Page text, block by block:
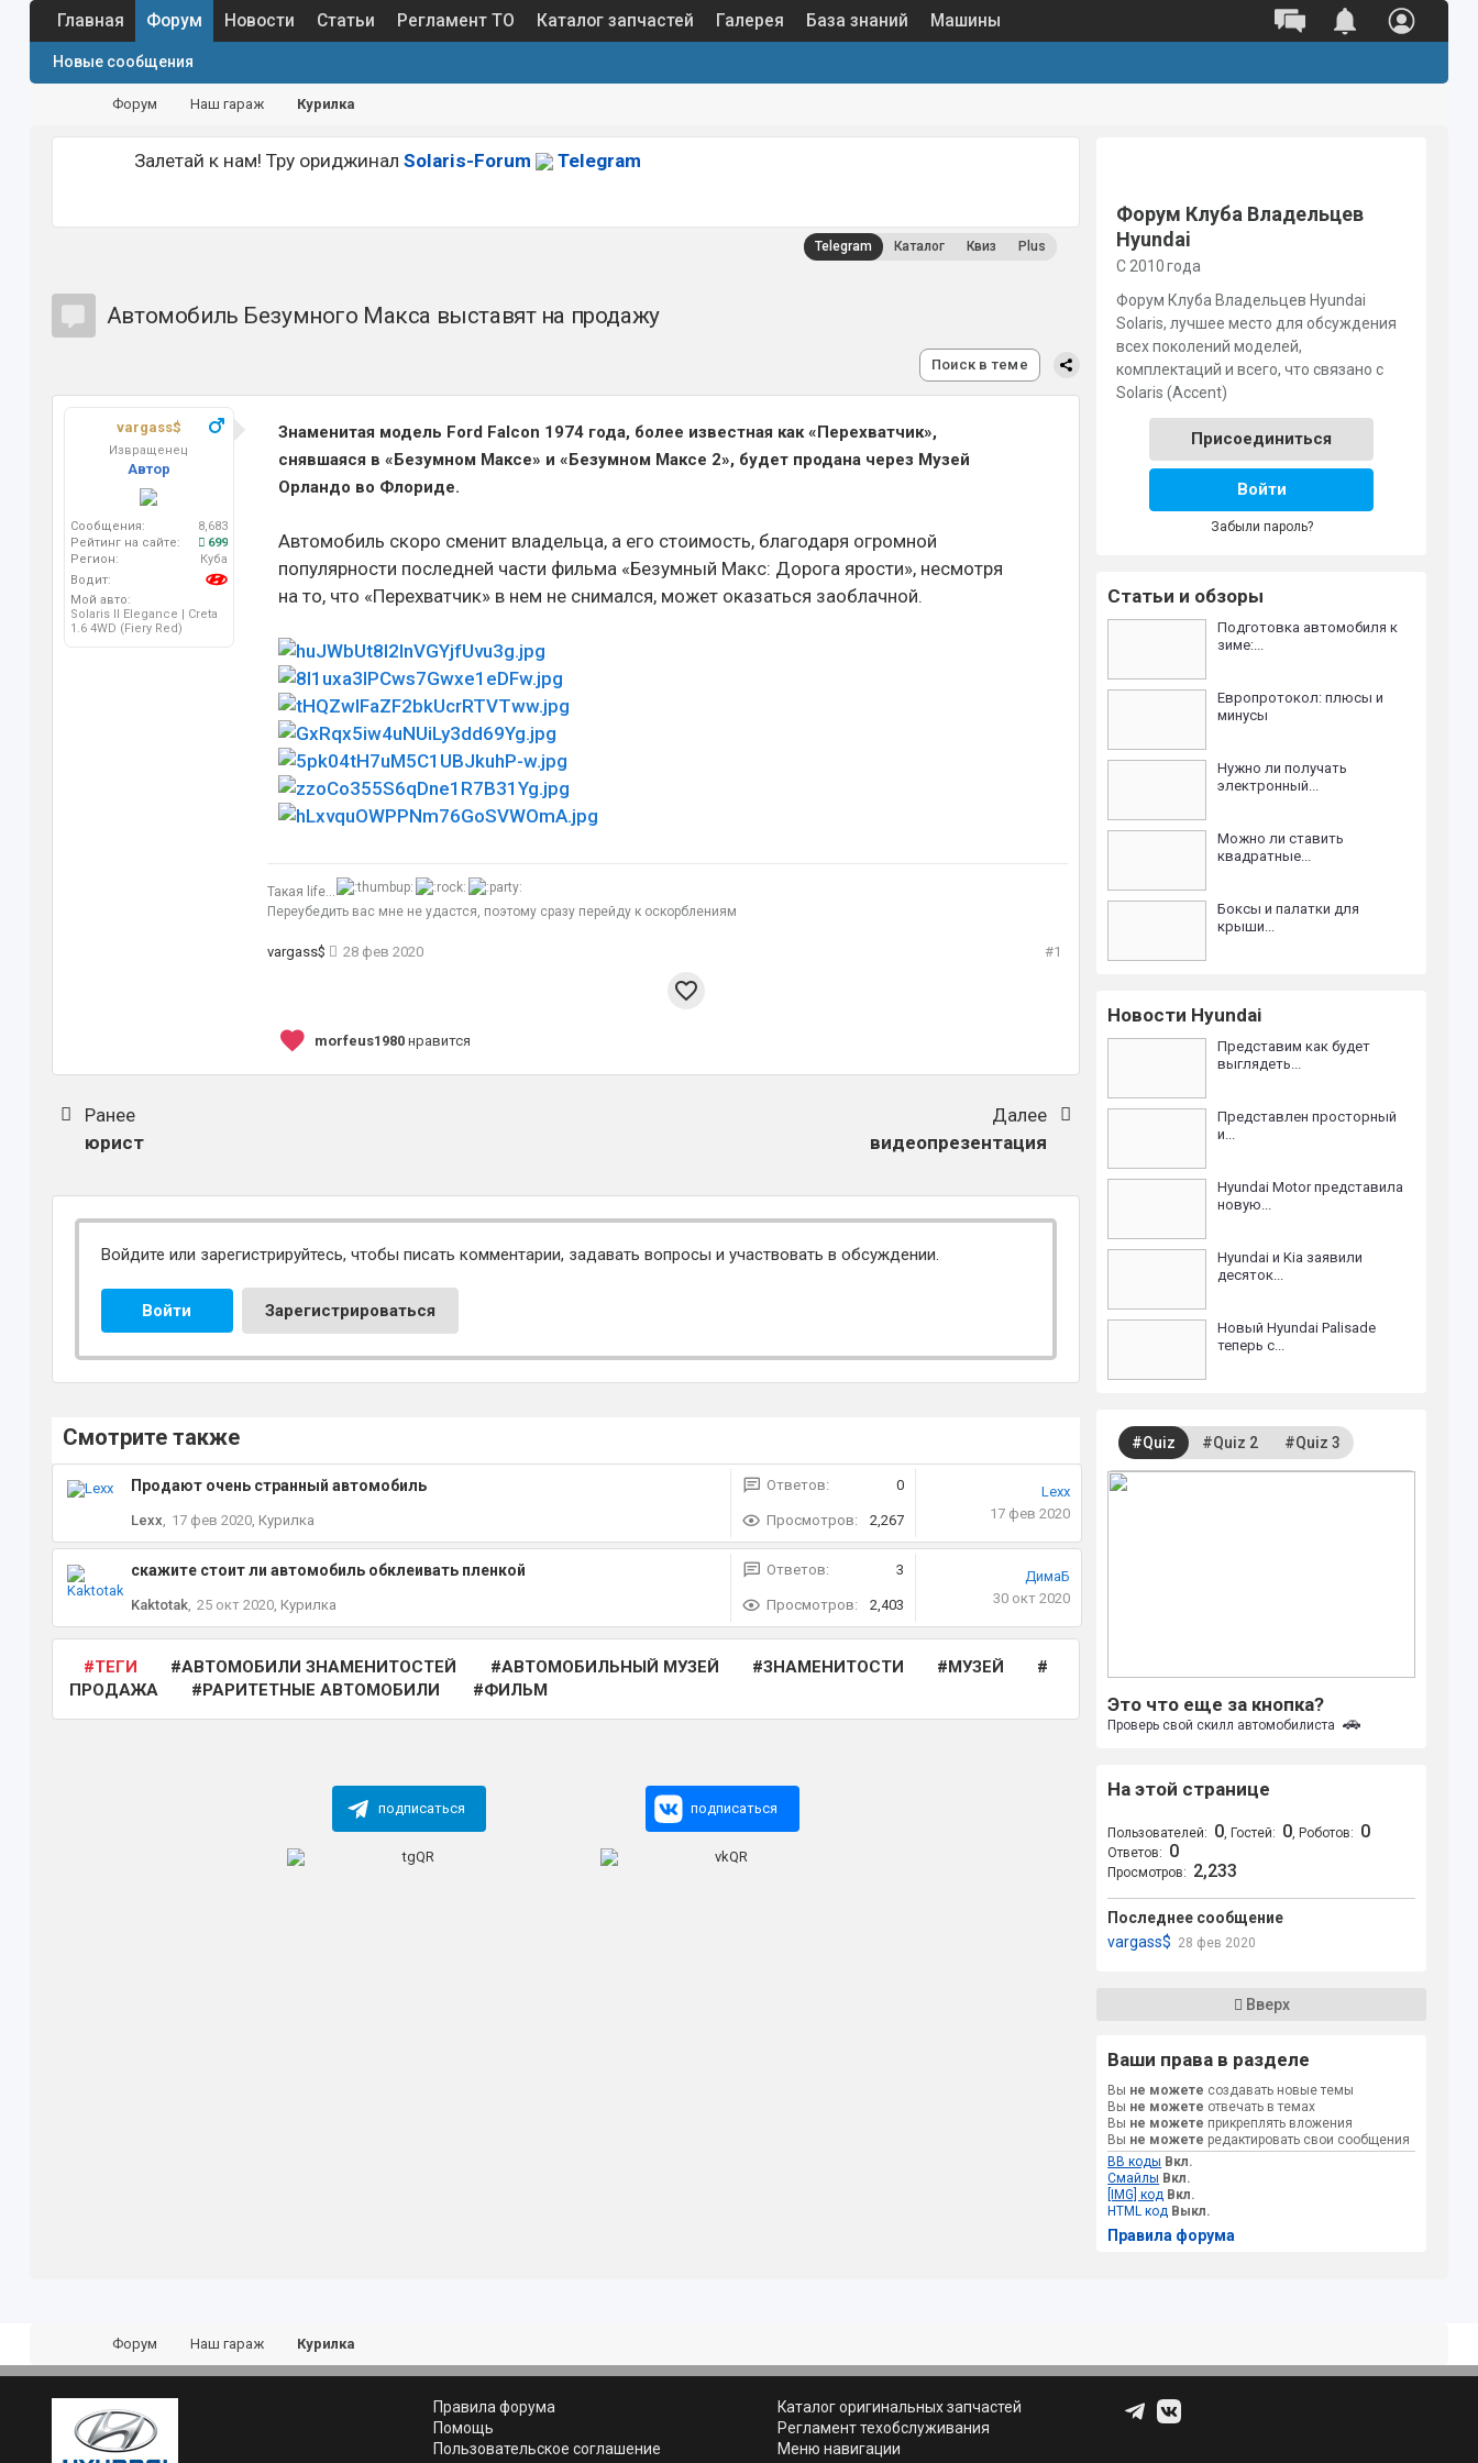
Главная Форум
Новые сообщения
Новости Статьи Регламент ТО Каталог запчастей Галерея База знаний Машины
Форум Наш гараж Курилка
Залетай к нам! Тру ориджинал Solaris-Forum Telegram
Telegram Каталог Квиз Plus
Автомобиль Безумного Макса выставят на продажу
Поиск в теме
vargass$
Извращенец
Автор
Сообщения:
8,683
Рейтинг на сайте:
699
Регион:
Куба
Водит:
Мой авто:
Solaris II Elegance | Creta
1.6 4WD (Fiery Red)
Знаменитая модель Ford Falcon 1974 года, более известная как «Перехватчик»,
снявшаяся в «Безумном Максе» и «Безумном Максе 2», будет продана через Музей
Орландо во Флориде.
Автомобиль скоро сменит владельца, а его стоимость, благодаря огромной
популярности последней части фильма «Безумный Макс: Дорога ярости», несмотря
на то, что «Перехватчик» в нем не снимался, может оказаться заоблачной.
Такая life...
Переубедить вас мне не удастся, поэтому сразу перейду к оскорблениям
#1
vargass$ 28 фев 2020
morfeus1980нравится
Ранее
юрист
Далее
видеопрезентация
Войдите или зарегистрируйтесь, чтобы писать комментарии, задавать вопросы и участвовать в обсуждении.
Войти Зарегистрироваться
Смотрите также
Продают очень странный автомобиль
Lexx, 17 фев 2020, Курилка
Ответов: 0
Просмотров: 2,267
Lexx
17 фев 2020
скажите стоит ли автомобиль обклеивать пленкой
Kaktotak, 25 окт 2020, Курилка
Ответов: 3
Просмотров: 2,403
ДимаБ
30 окт 2020
ТЕГИ АВТОМОБИЛИ ЗНАМЕНИТОСТЕЙ АВТОМОБИЛЬНЫЙ МУЗЕЙ ЗНАМЕНИТОСТИ
МУЗЕЙ
ПРОДАЖА
РАРИТЕТНЫЕ АВТОМОБИЛИ ФИЛЬМ
подписаться подписаться
Форум Клуба Владельцев
Hyundai
С 2010 года
Форум Клуба Владельцев Hyundai
Solaris, лучшее место для обсуждения
всех поколений моделей,
комплектаций и всего, что связано с
Solaris (Accent)
Присоединиться
Войти
Забыли пароль?
Статьи и обзоры
Подготовка автомобиля к
зиме:...
Европротокол: плюсы и
минусы
Нужно ли получать
электронный...
Можно ли ставить
квадратные...
Боксы и палатки для
крыши...
Новости Hyundai
Представим как будет
выглядеть...
Представлен просторный
и...
Hyundai Motor представила
новую...
Hyundai и Kia заявили
десяток...
Новый Hyundai Palisade
теперь с...
#Quiz #Quiz 2 #Quiz 3
Это что еще за кнопка?
Проверь свой скилл автомобилиста 🚗
На этой странице
Пользователей: 0, Гостей: 0, Роботов: 0
Ответов: 0
Просмотров: 2,233
Последнее сообщение
vargass$ 28 фев 2020
Вверх
Ваши права в разделе
Вы не можете создавать новые темы
Вы не можете отвечать в темах
Вы не можете прикреплять вложения
Вы не можете редактировать свои сообщения
BB коды Вкл.
Смайлы Вкл.
[IMG] код Вкл.
HTML код Выкл.
Правила форума
Форум Наш гараж Курилка
Правила форума
Помощь
Пользовательское соглашение
Каталог оригинальных запчастей
Регламент техобслуживания
Меню навигации